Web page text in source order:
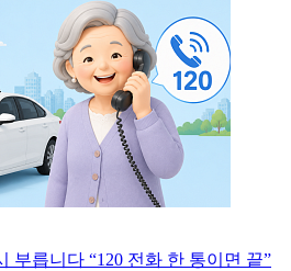
부릅니다 “120 전화 한 통이면 끝”